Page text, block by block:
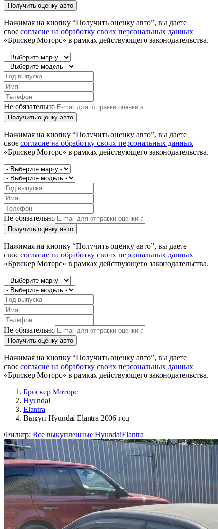
Получить оценку авто
Нажимая на кнопку “Получить оценку авто”, вы даете
свое согласие на обработку своих персональных данных
«Брискер Моторс» в рамках действующего законодательства.
Не обязательно
Получить оценку авто
Нажимая на кнопку “Получить оценку авто”, вы даете
свое согласие на обработку своих персональных данных
«Брискер Моторс» в рамках действующего законодательства.
Не обязательно
Получить оценку авто
Нажимая на кнопку “Получить оценку авто”, вы даете
свое согласие на обработку своих персональных данных
«Брискер Моторс» в рамках действующего законодательства.
Не обязательно
Получить оценку авто
Нажимая на кнопку “Получить оценку авто”, вы даете
свое согласие на обработку своих персональных данных
«Брискер Моторс» в рамках действующего законодательства.
Брискер Моторс
Hyundai
Elantra
Выкуп Hyundai Elantra 2006 год
Фильтр: Все выкупленные HyundaiElantra